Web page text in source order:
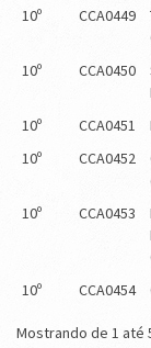
10º
CCA0449
10º CCA0450
10º CCA0451
10º
CCA0452
10º CCA0453
10º CCA0454
Mostrando de 1 até